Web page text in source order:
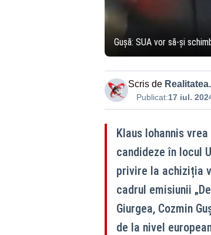
Gușă: SUA vor să-și
Scris de
Publicat:17 iul.
Klaus Iohannis
candideze în locul
privire la achiziția
cadrul emisiunii
Giurgea, Cozmin
de la nivel